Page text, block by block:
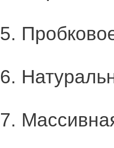
5.
6.
7.